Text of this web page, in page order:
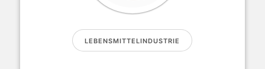
LEBENSMITTELINDUSTRIE